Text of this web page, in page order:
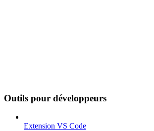
Outils pour développeurs
Extension VS Code